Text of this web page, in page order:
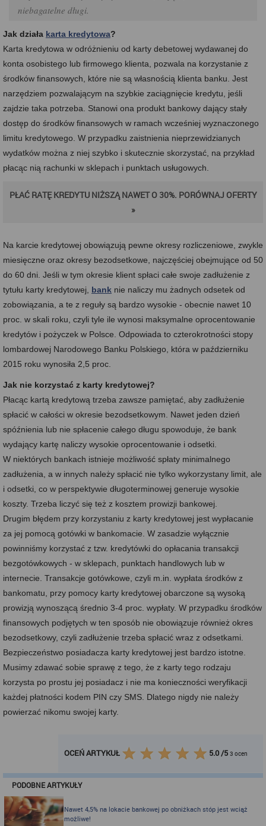
niebagatelne długi.
Jak działa karta kredytowa?
Karta kredytowa w odróżnieniu od karty debetowej wydawanej do
konta osobistego lub firmowego klienta, pozwala na korzystanie z
środków finansowych, które nie są własnością klienta banku. Jest
narzędziem pozwalającym na szybkie zaciągnięcie kredytu, jeśli
zajdzie taka potrzeba. Stanowi ona produkt bankowy dający stały
dostęp do środków finansowych w ramach wcześniej wyznaczonego
limitu kredytowego. W przypadku zaistnienia nieprzewidzianych
wydatków można z niej szybko i skutecznie skorzystać, na przykład
płacąc nią rachunki w sklepach i punktach usługowych.
PŁAĆ RATĘ KREDYTU NIŻSZĄ NAWET O 30%. PORÓWNAJ OFERTY
»
Na karcie kredytowej obowiązują pewne okresy rozliczeniowe, zwykle
miesięczne oraz okresy bezodsetkowe, najczęściej obejmujące od 50
do 60 dni. Jeśli w tym okresie klient spłaci całe swoje zadłużenie z
tytułu karty kredytowej, bank nie naliczy mu żadnych odsetek od
zobowiązania, a te z reguły są bardzo wysokie - obecnie nawet 10
proc. w skali roku, czyli tyle ile wynosi maksymalne oprocentowanie
kredytów i pożyczek w Polsce. Odpowiada to czterokrotności stopy
lombardowej Narodowego Banku Polskiego, która w październiku
2015 roku wynosiła 2,5 proc.
Jak nie korzystać z karty kredytowej?
Płacąc kartą kredytową trzeba zawsze pamiętać, aby zadłużenie
spłacić w całości w okresie bezodsetkowym. Nawet jeden dzień
spóźnienia lub nie spłacenie całego długu spowoduje, że bank
wydający kartę naliczy wysokie oprocentowanie i odsetki.
W niektórych bankach istnieje możliwość spłaty minimalnego
zadłużenia, a w innych należy spłacić nie tylko wykorzystany limit, ale
i odsetki, co w perspektywie długoterminowej generuje wysokie
koszty. Trzeba liczyć się też z kosztem prowizji bankowej.
Drugim błędem przy korzystaniu z karty kredytowej jest wypłacanie
za jej pomocą gotówki w bankomacie. W zasadzie wyłącznie
powinniśmy korzystać z tzw. kredytówki do opłacania transakcji
bezgotówkowych - w sklepach, punktach handlowych lub w
internecie. Transakcje gotówkowe, czyli m.in. wypłata środków z
bankomatu, przy pomocy karty kredytowej obarczone są wysoką
prowizją wynoszącą średnio 3-4 proc. wypłaty. W przypadku środków
finansowych podjętych w ten sposób nie obowiązuje również okres
bezodsetkowy, czyli zadłużenie trzeba spłacić wraz z odsetkami.
Bezpieczeństwo posiadacza karty kredytowej jest bardzo istotne.
Musimy zdawać sobie sprawę z tego, że z karty tego rodzaju
korzysta po prostu jej posiadacz i nie ma konieczności weryfikacji
każdej płatności kodem PIN czy SMS. Dlatego nigdy nie należy
powierzać nikomu swojej karty.
OCEŃ ARTYKUŁ 5.0/5 3 ocen
PODOBNE ARTYKUŁY
Nawet 4,5% na lokacie bankowej po obniżkach stóp jest wciąż
możliwe!